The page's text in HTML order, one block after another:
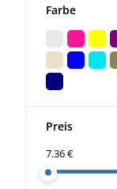
Farbe
Preis
7.36 €